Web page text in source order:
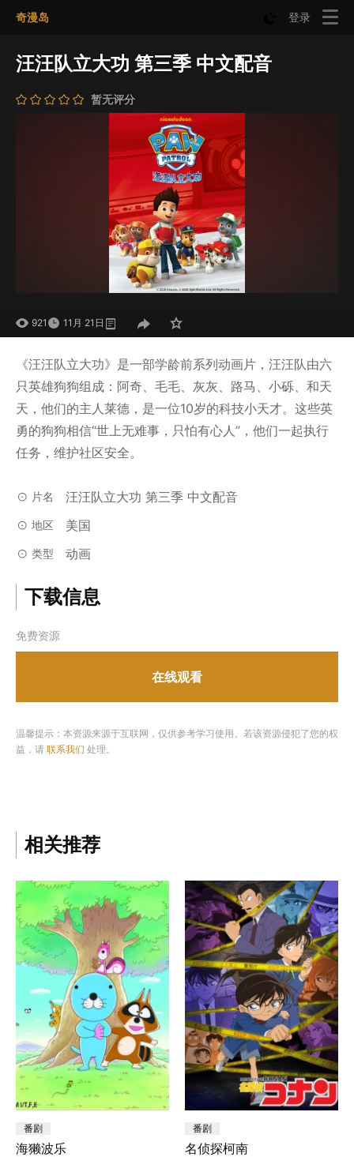
奇漫岛 登录
汪汪队立大功 第三季 中文配音
暂无评分
921 11月 21日
《汪汪队立大功》是一部学龄前系列动画片，汪汪队由六
只英雄狗狗组成：阿奇、毛毛、灰灰、路马、小砾、和天
天，他们的主人莱德，是一位10岁的科技小天才。这些英
勇的狗狗相信“世上无难事，只怕有心人”，他们一起执行
任务，维护社区安全。
片名 汪汪队立大功 第三季 中文配音
地区 美国
类型 动画
下载信息
免费资源
在线观看
温馨提示：本资源来源于互联网，仅供参考学习使用。若该资源侵犯了您的权
益，请 联系我们 处理。
相关推荐
番剧
海獭波乐
番剧
名侦探柯南